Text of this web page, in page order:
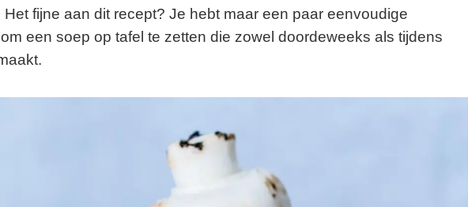
fijne aan dit recept? Je hebt maar een paar eenvoudige
een soep op tafel te zetten die zowel doordeweeks als tijdens